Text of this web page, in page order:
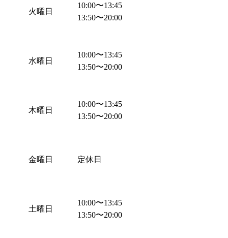
火曜日
水曜日
木曜日
金曜日
土曜日
10:00〜13:45
13:50〜20:00
10:00〜13:45
13:50〜20:00
10:00〜13:45
13:50〜20:00
定休日
10:00〜13:45
13:50〜20:00